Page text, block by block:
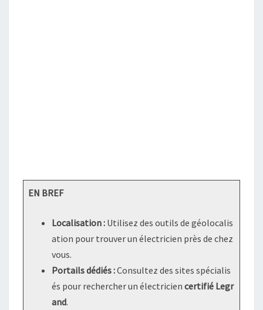
EN BREF
Localisation : Utilisez des outils de géolocalis
ation pour trouver un électricien près de chez
vous.
Portails dédiés :Consultez des sites spécialis
és pour rechercher un électricien certifié Legr
and.